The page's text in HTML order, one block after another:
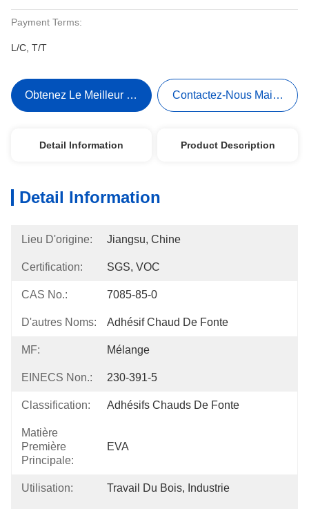
Payment Terms:
L/C, T/T
Obtenez Le Meilleur Prix Contactez-Nous Maintenant
Detail Information Product Description
Detail Information
Lieu D'origine: Jiangsu, Chine
Certification: SGS, VOC
CAS No.: 7085-85-0
D'autres Noms: Adhésif Chaud De Fonte
MF: Mélange
EINECS Non.: 230-391-5
Classification: Adhésifs Chauds De Fonte
Matière
Première
Principale:
EVA
Utilisation: Travail Du Bois, Industrie